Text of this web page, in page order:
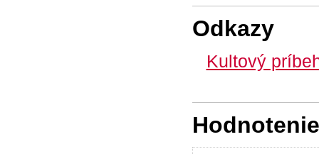
Odkazy
Kultový